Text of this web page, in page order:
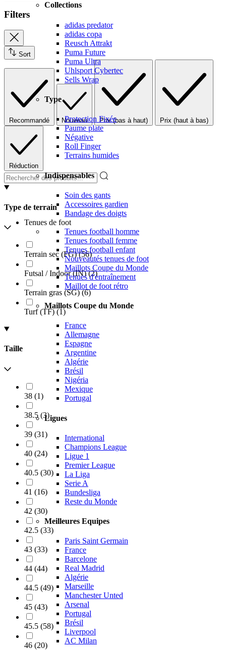
Collections
adidas predator
adidas copa
Reusch Attrakt
Puma Future
Puma Ultra
Uhlsport Cybertec
Sells Wrap
Type
Protection Fixée
Paume plate
Négative
Roll Finger
Terrains humides
Indispensables
Soin des gants
Accessoires gardien
Bandage des doigts
Tenues de foot
Tenues football homme
Tenues football femme
Tenues football enfant
Nouveautés tenues de foot
Maillots Coupe du Monde
Tenues d'entraînement
Maillot de foot rétro
Maillots Coupe du Monde
France
Allemagne
Espagne
Argentine
Algérie
Brésil
Nigéria
Mexique
Portugal
Ligues
International
Champions League
Ligue 1
Premier League
La Liga
Serie A
Bundesliga
Reste du Monde
Meilleures Equipes
Paris Saint Germain
France
Barcelone
Real Madrid
Algérie
Marseille
Manchester Unted
Arsenal
Portugal
Brésil
Liverpool
AC Milan
Filters
Sort
Recommandé Nouveau Prix (bas à haut) Prix (haut à bas)
Réduction
Type de terrain
Terrain sec (FG) (56)
Futsal / Indoor (IN) (2)
Terrain gras (SG) (6)
Turf (TF) (1)
Taille
38 (1)
38.5 (3)
39 (31)
40 (24)
40.5 (30)
41 (16)
42 (30)
42.5 (33)
43 (33)
44 (44)
44.5 (49)
45 (43)
45.5 (58)
46 (20)